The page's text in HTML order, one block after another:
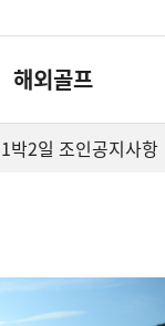
해외골프
1박2일 조인공지사항